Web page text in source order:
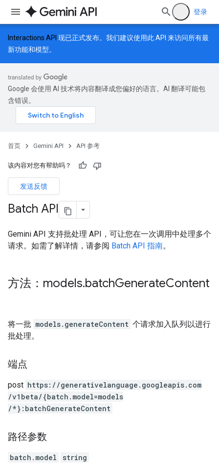
登录
Interactions API 现已正式发布。我们建议使用此 API 来访问所有最
新功能和模型。
Google 会使用 AI 技术将内容翻译成您偏好的语言。AI 翻译可能包
含错误。
首页 Gemini API API 参考
该内容对您有帮助吗？
发送反馈
Batch API
Gemini API 支持批处理 API，可让您在一次调用中处理多个
请求。如需了解详情，请参阅 Batch API 指南。
方法：models.batchGenerateContent
将一批 models.generateContent 个请求加入队列以进行
批处理。
端点
post https: / /generativelanguage.googleapis.com
/v1beta/{batch.model=models
/*}:batchGenerateContent
路径参数
batch.model string